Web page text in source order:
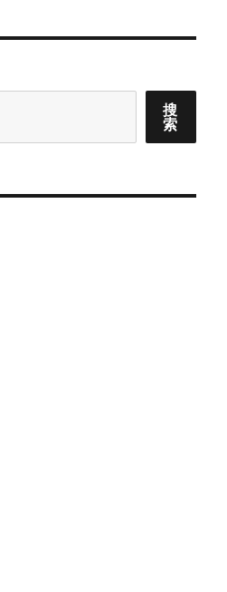
升
级
到
7.3
报
搜
索